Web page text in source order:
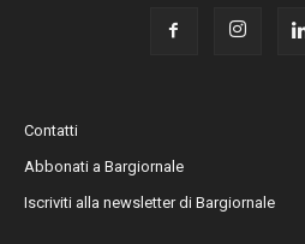
Contatti
Abbonati a Bargiornale
Iscriviti alla newsletter di Bargiornale